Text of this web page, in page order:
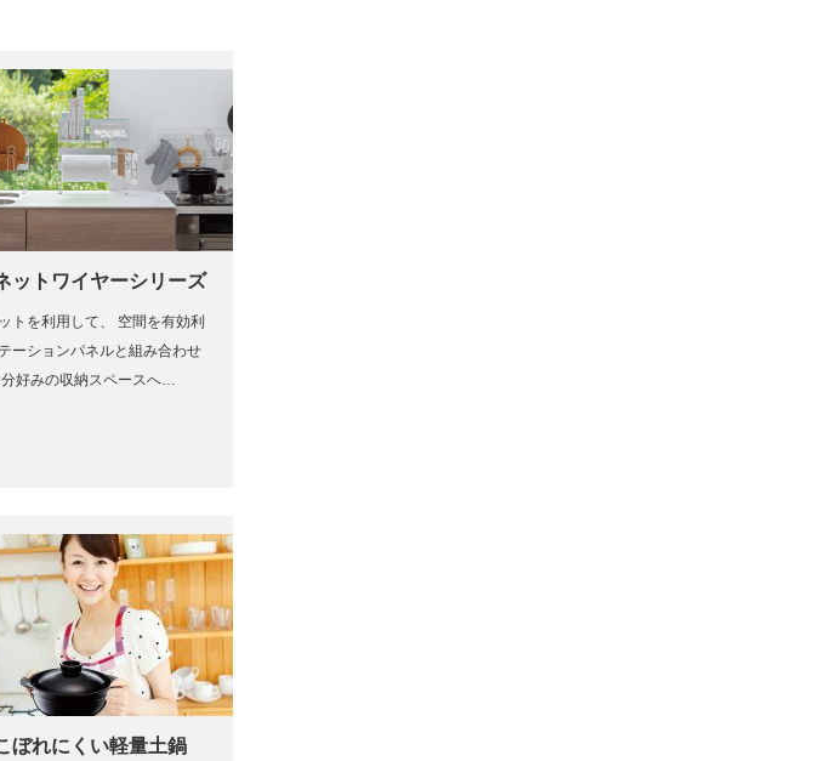
ットワイヤーシリーズ
トを利用して、 空間を有効利
ーションパネルと組み合わせ
好みの収納スペースへ…
ぼれにくい軽量土鍋